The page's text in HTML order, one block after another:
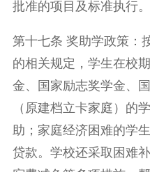
批准的项目及标准执行。
第十七条 奖助学政策：
的相关规定，学生在校
金、国家励志奖学金、
（原建档立卡家庭）的
助；家庭经济困难的学
贷款。学校还采取困难